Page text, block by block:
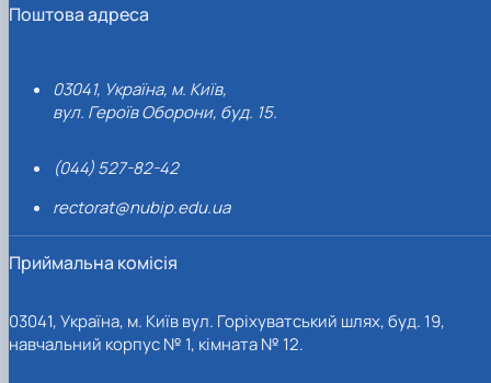
Поштова адреса
03041, Україна, м. Київ,
вул. Героїв Оборони, буд. 15.
(044) 527-82-42
rectorat@nubip.edu.ua
Приймальна комісія
03041, Україна, м. Київ вул. Горіхуватський шлях, буд. 19,
навчальний корпус № 1, кімната № 12.